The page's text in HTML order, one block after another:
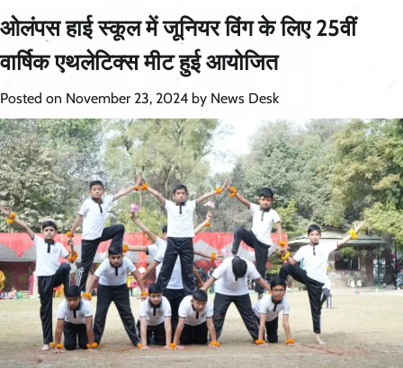
ओलंपस हाई स्कूल में जूनियर विंग के लिए 25वीं
वार्षिक एथलेटिक्स मीट हुई आयोजित
Posted on November 23, 2024 by News Desk